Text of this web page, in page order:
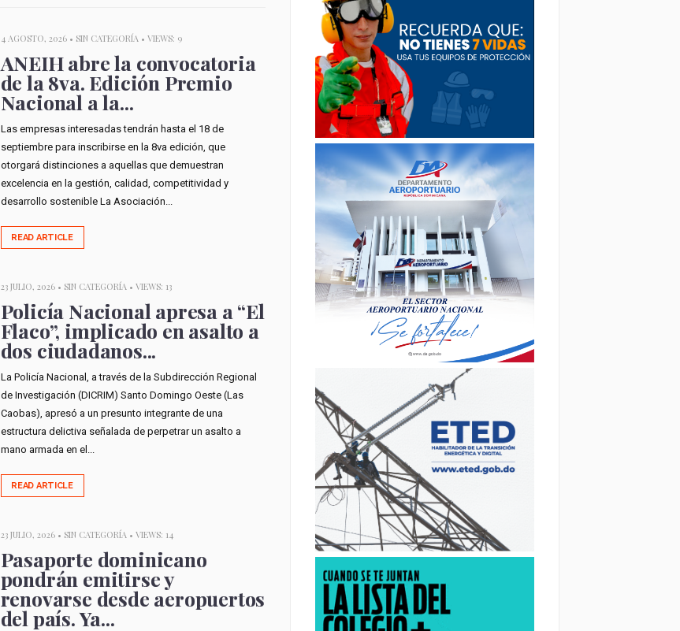
4 AGOSTO, 2026 • SIN CATEGORÍA• VIEWS: 9
ANEIH abre la convocatoria
de la 8va. Edición Premio
Nacional a la...
Las empresas interesadas tendrán hasta el 18 de
septiembre para inscribirse en la 8va edición, que
otorgará distinciones a aquellas que demuestran
excelencia en la gestión, calidad, competitividad y
desarrollo sostenible La Asociación...
READ ARTICLE
23 JULIO, 2026 • SIN CATEGORÍA• VIEWS: 13
Policía Nacional apresa a “El
Flaco”, implicado en asalto a
dos ciudadanos...
La Policía Nacional, a través de la Subdirección Regional
de Investigación (DICRIM) Santo Domingo Oeste (Las
Caobas), apresó a un presunto integrante de una
estructura delictiva señalada de perpetrar un asalto a
mano armada en el...
READ ARTICLE
23 JULIO, 2026 • SIN CATEGORÍA• VIEWS: 14
Pasaporte dominicano
pondrán emitirse y
renovarse desde aeropuertos
del país. Ya...